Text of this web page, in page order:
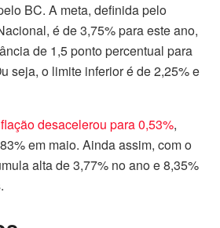
BC. A meta, definida pelo
é de 3,75% para este ano,
de 1,5 ponto percentual para
seja, o limite inferior é de 2,25% e
desacelerou para 0,53%,
em maio. Ainda assim, com o
alta de 3,77% no ano e 8,35%